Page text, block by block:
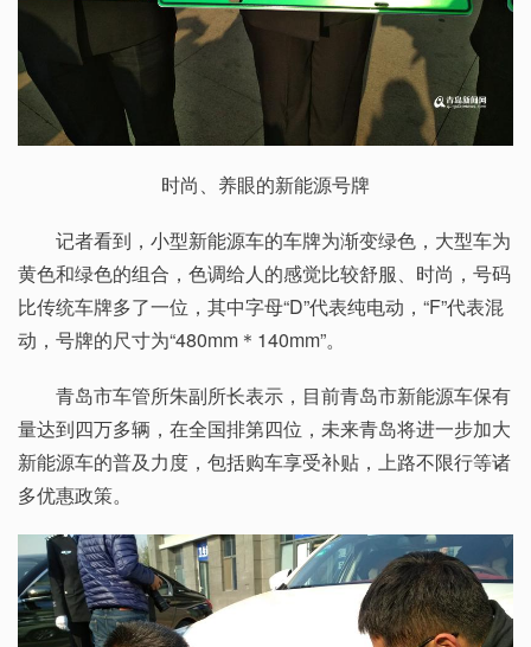
时尚、养眼的新能源号牌
记者看到，小型新能源车的车牌为渐变绿色，大型车为
黄色和绿色的组合，色调给人的感觉比较舒服、时尚，号码
比传统车牌多了一位，其中字母“D”代表纯电动，“F”代表混
动，号牌的尺寸为“480mm＊140mm”。
青岛市车管所朱副所长表示，目前青岛市新能源车保有
量达到四万多辆，在全国排第四位，未来青岛将进一步加大
新能源车的普及力度，包括购车享受补贴，上路不限行等诸
多优惠政策。